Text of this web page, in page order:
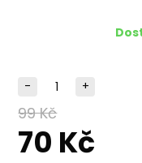
99 Kč
70 Kč
- +